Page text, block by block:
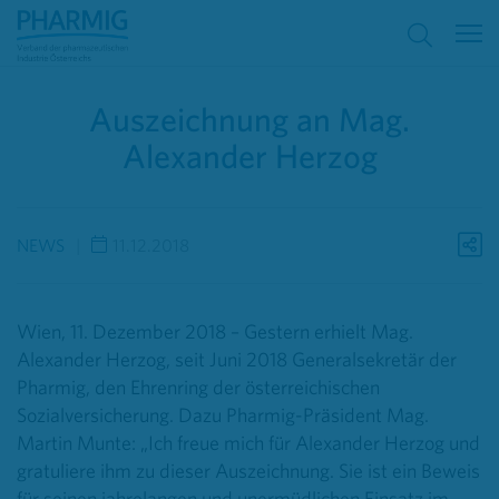
Auszeichnung an Mag.
Alexander Herzog
NEWS
Wien, 11. Dezember 2018 – Gestern erhielt Mag.
Alexander Herzog, seit Juni 2018 Generalsekretär der
Pharmig, den Ehrenring der österreichischen
Sozialversicherung. Dazu Pharmig-Präsident Mag.
Martin Munte: „Ich freue mich für Alexander Herzog und
gratuliere ihm zu dieser Auszeichnung. Sie ist ein Beweis